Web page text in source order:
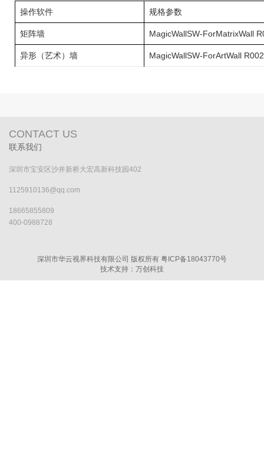
操作软件 规格参数
矩阵墙 MagicWallSW-ForMatrixWall
异形（艺术）墙 MagicWallSW-ForArtWall
CONTACT US
联系我们
深圳市宝安区沙井新桥大宏高新科技园402
1125910136@qq.com
18665855809
400-0988728
深圳市华云视界科技有限公司 版权所有 粤ICP备18043770号
技术支持：万创科技